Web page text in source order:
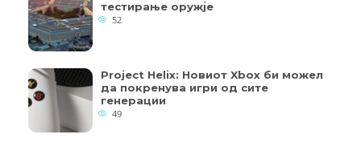
тестирање оружје
52
Project Helix: Новиот Xbox би можел
да покренува игри од сите
генерации
49